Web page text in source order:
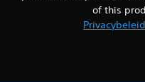
of this